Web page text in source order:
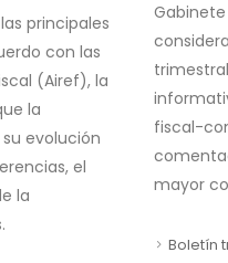
principales
con las
(Airef), la
la
evolución
el
la
Gabinete
fiscal-
mayor
Boletín